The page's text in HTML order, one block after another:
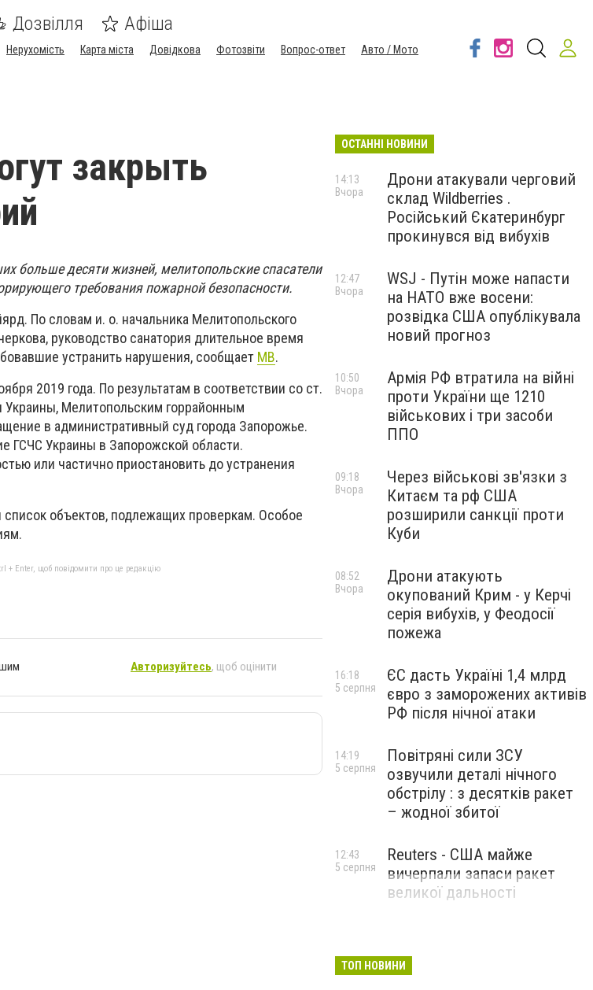
Дозвілля Афіша
Нерухомість Карта міста Довідкова Фотозвіти Вопрос-ответ
Авто / Мото
закрыть
больше десяти жизней, мелитопольские спасатели
требования пожарной безопасности.
По словам и. о. начальника Мелитопольского
руководство санатория длительное время
устранить нарушения, сообщает МВ.
2019 года. По результатам в соответствии со ст.
Мелитопольским горрайонным
в административный суд города Запорожье.
ГСЧС Украины в Запорожской области.
или частично приостановить до устранения
объектов, подлежащих проверкам. Особое
+ Enter, щоб повідомити про це редакцію
Авторизуйтесь, щоб оцінити
ОСТАННІ НОВИНИ
Дрони атакували черговий
склад Wildberries .
Російський Єкатеринбург
прокинувся від вибухів
14:13
Вчора
WSJ - Путін може напасти
на НАТО вже восени:
розвідка США опублікувала
новий прогноз
12:47
Вчора
Армія РФ втратила на війні
проти України ще 1210
військових і три засоби
ППО
10:50
Вчора
Через військові зв'язки з
Китаєм та рф США
розширили санкції проти
Куби
09:18
Вчора
Дрони атакують
окупований Крим - у Керчі
серія вибухів, у Феодосії
пожежа
08:52
Вчора
ЄС дасть Україні 1,4 млрд
євро з заморожених активів
РФ після нічної атаки
16:18
5 серпня
Повітряні сили ЗСУ
озвучили деталі нічного
обстрілу : з десятків ракет
– жодної збитої
14:19
5 серпня
Reuters - США майже
вичерпали запаси ракет
великої дальності
12:43
5 серпня
ТОП НОВИНИ